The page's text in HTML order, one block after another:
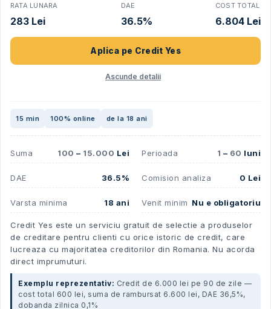
RATA LUNARA
283 Lei
DAE
36.5%
COST TOTAL
6.804 Lei
Aplica pe Credit Yes
Ascunde detalii
15 min 100% online de la 18 ani
Suma 100 – 15.000 Lei Perioada 1 – 60 luni
DAE 36.5% Comision analiza 0 Lei
Varsta minima 18 ani Venit minim Nu e obligatoriu
Credit Yes este un serviciu gratuit de selectie a produselor
de creditare pentru clienti cu orice istoric de credit, care
lucreaza cu majoritatea creditorilor din Romania. Nu acorda
direct imprumuturi.
Exemplu reprezentativ: Credit de 6.000 lei pe 90 de zile —
cost total 600 lei, suma de rambursat 6.600 lei, DAE 36,5%,
dobanda zilnica 0,1%